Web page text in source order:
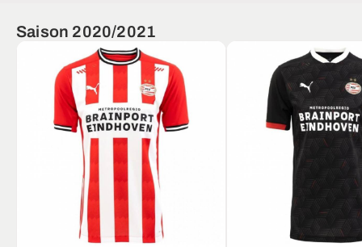
Saison 2020/2021